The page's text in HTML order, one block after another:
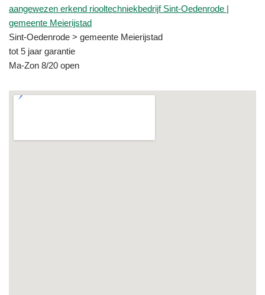
aangewezen erkend riooltechniekbedrijf Sint-Oedenrode |
gemeente Meierijstad
Sint-Oedenrode > gemeente Meierijstad
tot 5 jaar garantie
Ma-Zon 8/20 open